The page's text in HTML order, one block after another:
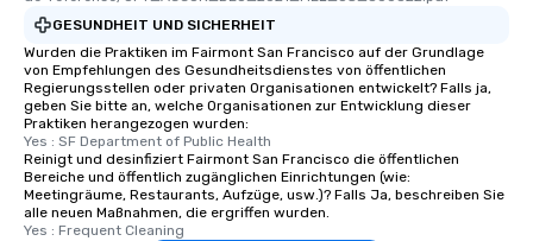
GESUNDHEIT UND SICHERHEIT
Wurden die Praktiken im Fairmont San Francisco auf der Grundlage
von Empfehlungen des Gesundheitsdienstes von öffentlichen
Regierungsstellen oder privaten Organisationen entwickelt? Falls ja,
geben Sie bitte an, welche Organisationen zur Entwicklung dieser
Praktiken herangezogen wurden:
Yes : SF Department of Public Health
Reinigt und desinfiziert Fairmont San Francisco die öffentlichen
Bereiche und öffentlich zugänglichen Einrichtungen (wie:
Meetingräume, Restaurants, Aufzüge, usw.)? Falls Ja, beschreiben Sie
alle neuen Maßnahmen, die ergriffen wurden.
Yes : Frequent Cleaning